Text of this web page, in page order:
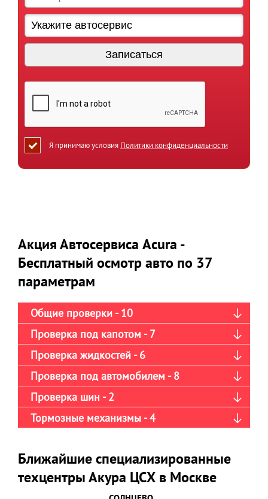
Я принимаю условия Политики конфиденциальности
Акция Автосервиса Acura -
Бесплатный осмотр авто по 37
параметрам
Общие проверки - 10
Проверка под капотом - 7
Проверка жидкостей - 6
Проверка под автомобилем - 8
Проверка шин - 2
Тормозные механизмы - 4
Ближайшие специализированные
техцентры Акура ЦСХ в Москве